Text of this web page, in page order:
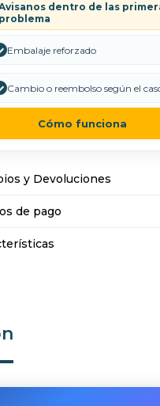
dentro de las
problema
Embalaje reforzado
Cambio o reembolso según el
Cómo funciona
y Devoluciones
de pago